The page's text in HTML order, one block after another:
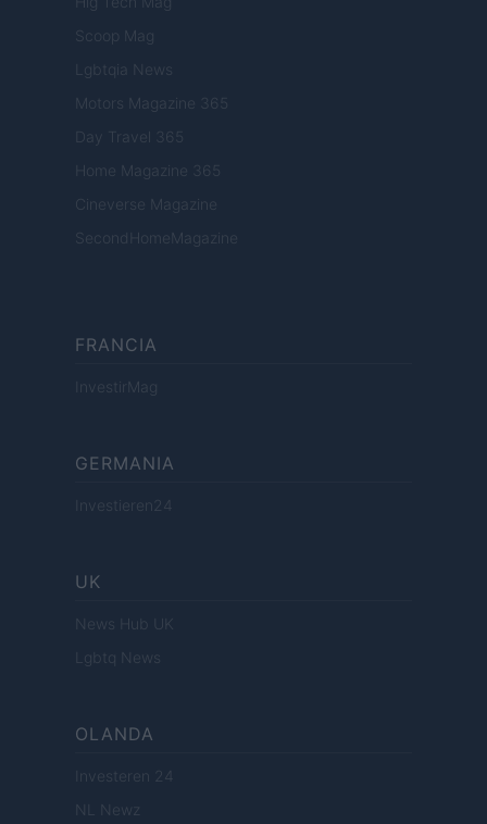
Scoop Mag
Lgbtqia News
Motors Magazine 365
Day Travel 365
Home Magazine 365
Cineverse Magazine
SecondHomeMagazine
FRANCIA
InvestirMag
GERMANIA
Investieren24
UK
News Hub UK
Lgbtq News
OLANDA
Investeren 24
NL Newz